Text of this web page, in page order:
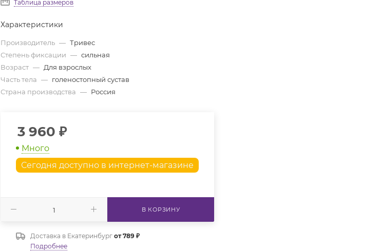
Таблица размеров
Характеристики
Производитель — Тривес
Степень фиксации — сильная
Возраст — Для взрослых
Часть тела — голеностопный сустав
Страна производства — Россия
3 960 ₽
Много
Сегодня доступно в интернет-магазине
В КОРЗИНУ
Доставка в Екатеринбург от 789 ₽
Подробнее